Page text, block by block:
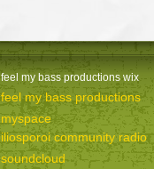
feel my bass productions wix
feel my bass productions
myspace
iliosporoi community radio
soundcloud